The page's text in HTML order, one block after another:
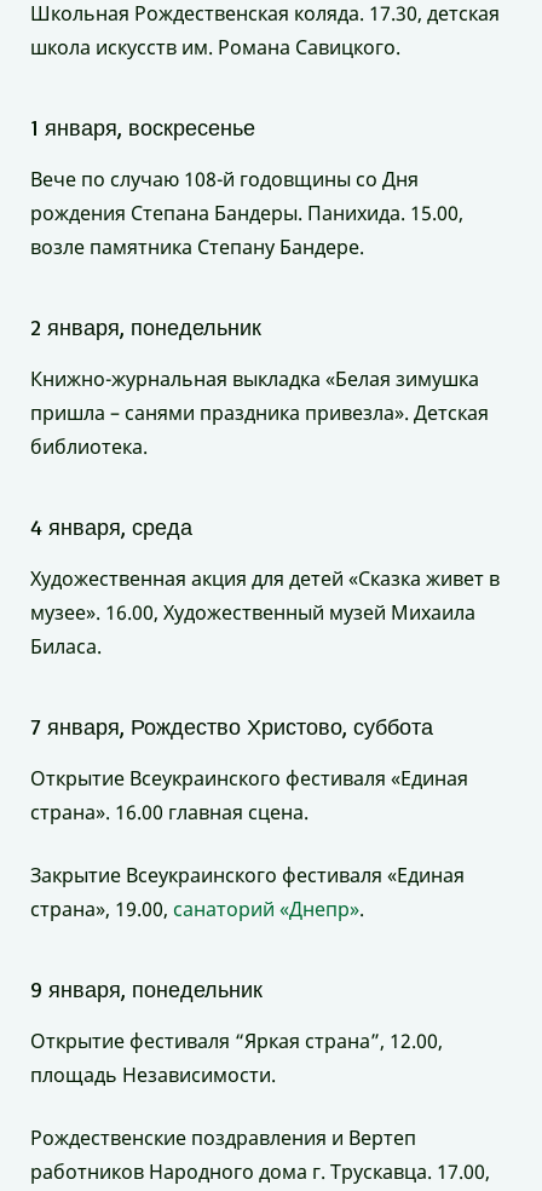
Школьная Рождественская коляда. 17.30, детская
школа искусств им. Романа Савицкого.
1 января, воскресенье
Вече по случаю 108-й годовщины со Дня
рождения Степана Бандеры. Панихида. 15.00,
возле памятника Степану Бандере.
2 января, понедельник
Книжно-журнальная выкладка «Белая зимушка
пришла – санями праздника привезла». Детская
библиотека.
4 января, среда
Художественная акция для детей «Сказка живет в
музее». 16.00, Художественный музей Михаила
Биласа.
7 января, Рождество Христово, суббота
Открытие Всеукраинского фестиваля «Единая
страна». 16.00 главная сцена.
Закрытие Всеукраинского фестиваля «Единая
страна», 19.00, санаторий «Днепр».
9 января, понедельник
Открытие фестиваля “Яркая страна”, 12.00,
площадь Независимости.
Рождественские поздравления и Вертеп
работников Народного дома г. Трускавца. 17.00,